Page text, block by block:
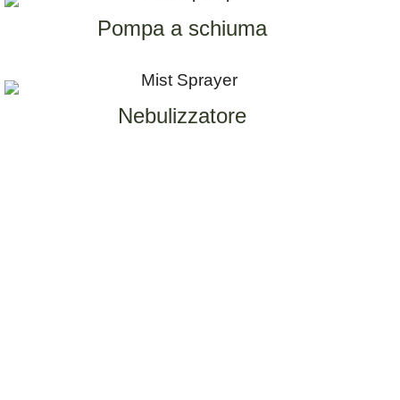
Pompa a schiuma
Nebulizzatore